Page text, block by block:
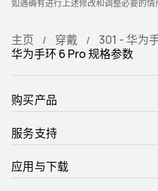
如遇确有进行上述修改和调整必要的情
主页 穿戴
301 - 华为
华为手环 6 Pro 规格参数
购买产品
服务支持
应用与下载